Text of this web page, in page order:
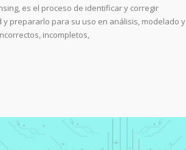
es el proceso de identificar y corregir
prepararlo para su uso en análisis, modelado y
incompletos,